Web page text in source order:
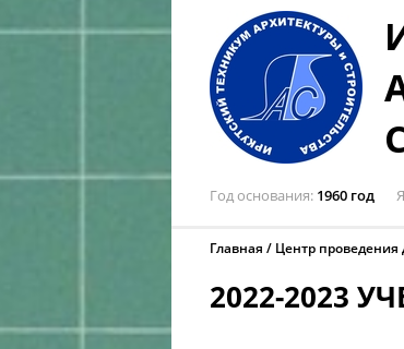
Год основания 1960 год
Главная Центр проведения
2022-2023